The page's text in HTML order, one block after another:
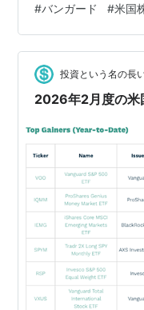
み、お互い、FIRE話
初めてでしたが、神
の最大の目的の一つ
す。私も普段、神奈
食べることは殆どな
#バンガード #米国
投資という名の長
2026年2月度の米